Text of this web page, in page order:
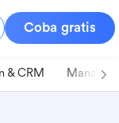
Coba gratis
& CRM